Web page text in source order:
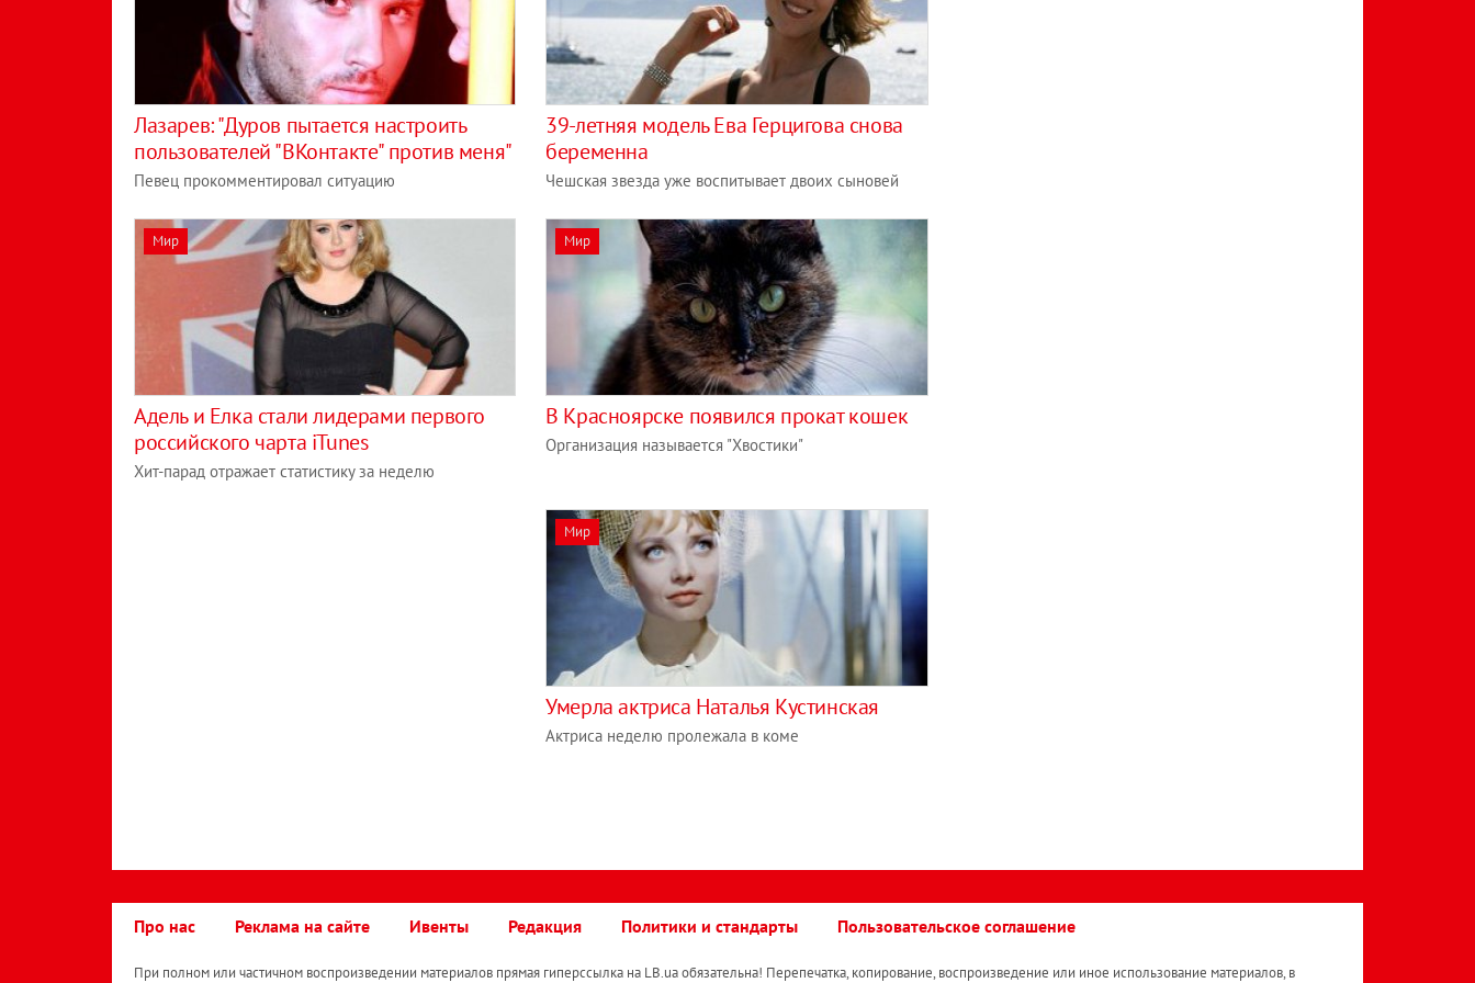
Лазарев: "Дуров пытается настроить
пользователей "ВКонтакте" против меня"
Певец прокомментировал ситуацию
39-летняя модель Ева Герцигова снова
беременна
Чешская звезда уже воспитывает двоих сыновей
Мир
Адель и Елка стали лидерами первого
российского чарта iTunes
Хит-парад отражает статистику за неделю
Мир
В Красноярске появился прокат кошек
Организация называется "Хвостики"
Мир
Умерла актриса Наталья Кустинская
Актриса неделю пролежала в коме
Про нас Реклама на сайте Ивенты Редакция Политики и стандарты Пользовательское соглашение
При полном или частичном воспроизведении материалов прямая гиперссылка на LB.ua обязательна! Перепечатка, копирование, воспроизведение или иное использование материалов, в